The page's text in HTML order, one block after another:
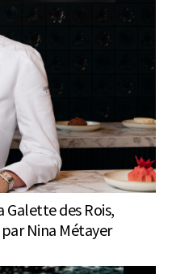
Galette des Rois,
Nina Métayer